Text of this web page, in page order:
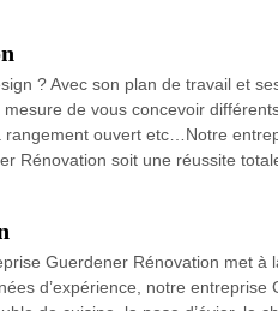
? Avec son plan de travail et
de vous concevoir
ouvert etc…Notre
Rénovation soit une réussite
Guerdener Rénovation met à
d’expérience, notre